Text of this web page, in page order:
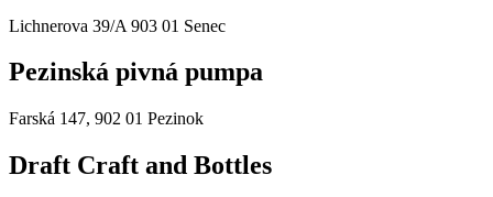
Lichnerova 39/A 903 01 Senec
Pezinská pivná pumpa
Farská 147, 902 01 Pezinok
Draft Craft and Bottles